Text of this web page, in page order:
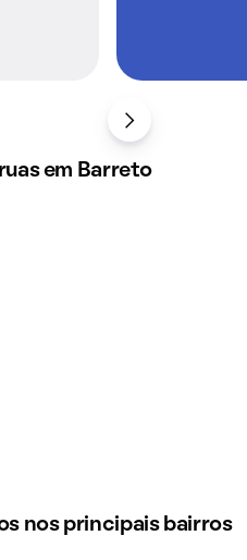
em Barreto
nos principais bairros